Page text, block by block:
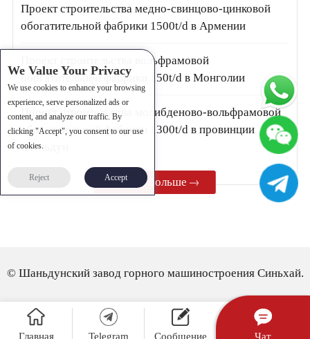
Проект строительства медно-свинцово-цинковой
обогатительной фабрики 1500t/d в Армении
Проект строительства вольфрамовой
обогатительной фабрики 150t/d в Монголии
Проект строительства молибденово-вольфрамовой
обогатительной фабрики 1300t/d в провинции
Шаньдун
Узнать больше
© Шаньдунский завод горного машиностроения Синьхай.
Главная Telegram Сообщение Чат
We Value Your Privacy
We use cookies to enhance your browsing
experience, serve personalized ads or
content, and analyze our traffic. By
clicking "Accept", you consent to our use
of cookies.
Reject Accept